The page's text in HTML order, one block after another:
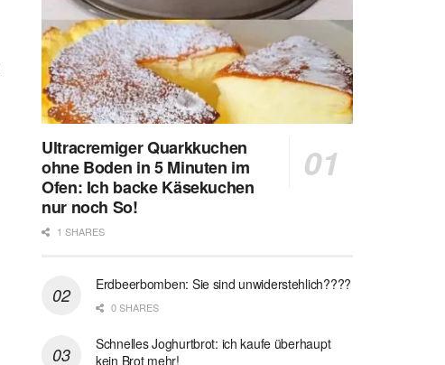
Ultracremiger Quarkkuchen
ohne Boden in 5 Minuten im
Ofen: Ich backe Käsekuchen
nur noch So!
1 SHARES
Erdbeerbomben: Sie sind unwiderstehlich????
0 SHARES
Schnelles Joghurtbrot: ich kaufe überhaupt
kein Brot mehr!